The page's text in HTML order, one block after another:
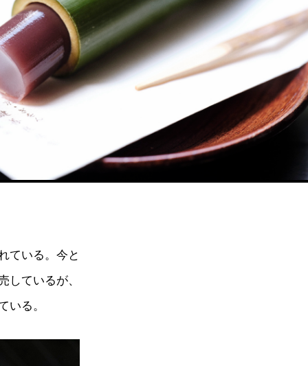
ている。今と
しているが、
いる。